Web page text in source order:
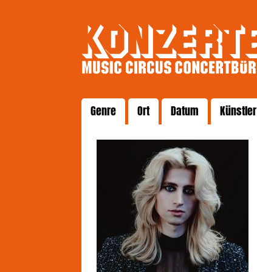
Genre Ort Datum Künstler